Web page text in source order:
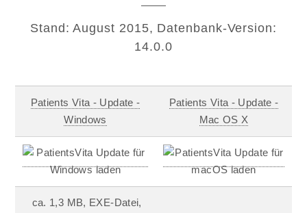
Stand: August 2015, Datenbank-Version:
14.0.0
Patients Vita - Update -
Windows
Patients Vita - Update -
Mac OS X
ca. 1,3 MB, EXE-Datei,